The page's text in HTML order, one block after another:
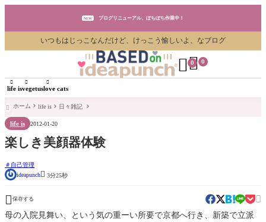
NEW ブログリニューアル、ぼちぼち作業中！
ブログリニューアル、ぼちぼち作業中！
ブログリニューアル、ぼちぼち作業中！
いつもはじっこなんだけど、けっこう愉しいよ、なブログ

life is

vegetus

love cats
 0
 0
 ホーム life is 日々雑記
life is 2012-01-20
楽しき美顔器体験
自己管理
ideapunch 3分25秒
 保存する 
母の入院見舞い、という気の重ーい所要で京都へ行き、新築で立派